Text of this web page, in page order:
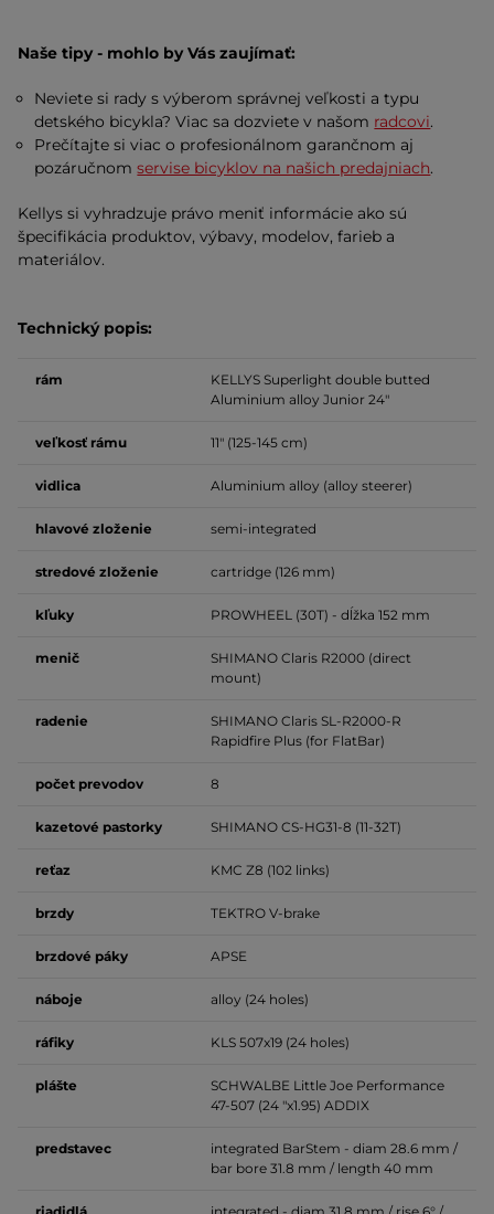
Naše tipy - mohlo by Vás zaujímať:
Neviete si rady s výberom správnej veľkosti a typu
detského bicykla? Viac sa dozviete v našom radcovi.
Prečítajte si viac o profesionálnom garančnom aj
pozáručnomservise bicyklov na našich predajniach.
Kellys si vyhradzuje právo meniť informácie ako sú
špecifikácia produktov, výbavy, modelov, farieb a
materiálov.
Technický popis:
rám
KELLYS Superlight double butted
Aluminium alloy Junior 24"
veľkosť rámu 11" (125-145 cm)
vidlica Aluminium alloy (alloy steerer)
hlavové zloženie semi-integrated
stredové zloženie cartridge (126 mm)
kľuky PROWHEEL (30T) - dĺžka 152 mm
menič
SHIMANO Claris R2000 (direct
mount)
radenie
SHIMANO Claris SL-R2000-R
Rapidfire Plus (for FlatBar)
počet prevodov 8
kazetové pastorky SHIMANO CS-HG31-8 (11-32T)
reťaz KMC Z8 (102 links)
brzdy TEKTRO V-brake
brzdové páky APSE
náboje alloy (24 holes)
ráfiky KLS 507x19 (24 holes)
plášte
SCHWALBE Little Joe Performance
47-507 (24 "x1.95) ADDIX
predstavec integrated BarStem - diam 28.6 mm /
bar bore 31.8 mm / length 40 mm